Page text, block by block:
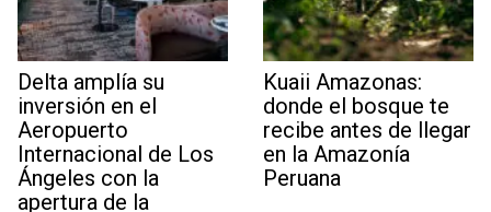
Delta amplía su
inversión en el
Aeropuerto
Internacional de Los
Ángeles con la
apertura de la
Kuaii Amazonas:
donde el bosque te
recibe antes de llegar
en la Amazonía
Peruana